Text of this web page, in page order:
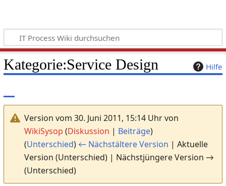
Hilfe
Kategorie:Service Design
Version vom 30. Juni 2011, 15:14 Uhr von
WikiSysop (Diskussion | Beiträge)
(Unterschied) ← Nächstältere Version | Aktuelle
Version (Unterschied) | Nächstjüngere Version →
(Unterschied)